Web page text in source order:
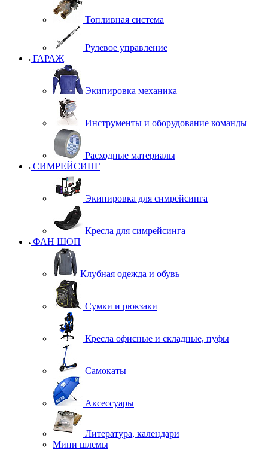
Топливная система
Рулевое управление
ГАРАЖ
Экипировка механика
Инструменты и оборудование команды
Расходные материалы
СИМРЕЙСИНГ
Экипировка для симрейсинга
Кресла для симрейсинга
ФАН ШОП
Клубная одежда и обувь
Сумки и рюкзаки
Кресла офисные и складные, пуфы
Самокаты
Аксессуары
Литература, календари
Мини шлемы